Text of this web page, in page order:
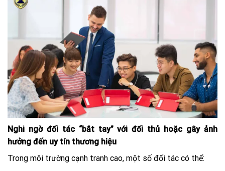
Nghi ngờ đối tác “bắt tay” với đối thủ hoặc gây ảnh
hưởng đến uy tín thương hiệu
Trong môi trường cạnh tranh cao, một số đối tác có thể: